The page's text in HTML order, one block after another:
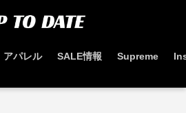
アパレル SALE情報 Supreme